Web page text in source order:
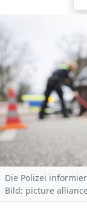
Die Polizei
Bild: picture